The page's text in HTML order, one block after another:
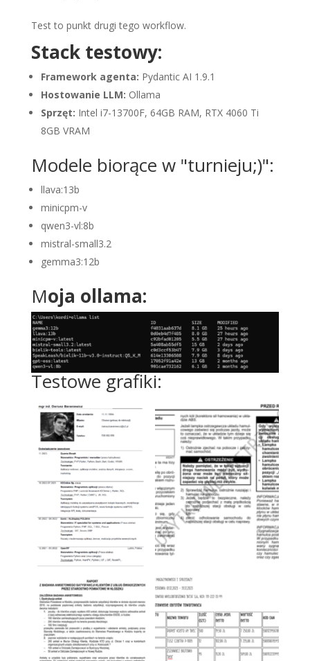
Test to punkt drugi tego workflow.
Stack testowy:
Framework agenta: Pydantic AI 1.9.1
Hostowanie LLM: Ollama
Sprzęt: Intel i7-13700F, 64GB RAM, RTX 4060 Ti
8GB VRAM
Modele biorące w "turnieju;)":
llava:13b
minicpm-v
qwen3-vl:8b
mistral-small3.2
gemma3:12b
Moja ollama:
Testowe grafiki: